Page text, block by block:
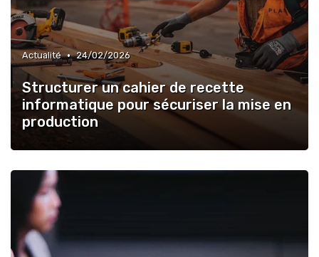
Actualité • 24/02/2026
Structurer un cahier de recette
informatique pour sécuriser la mise en
production